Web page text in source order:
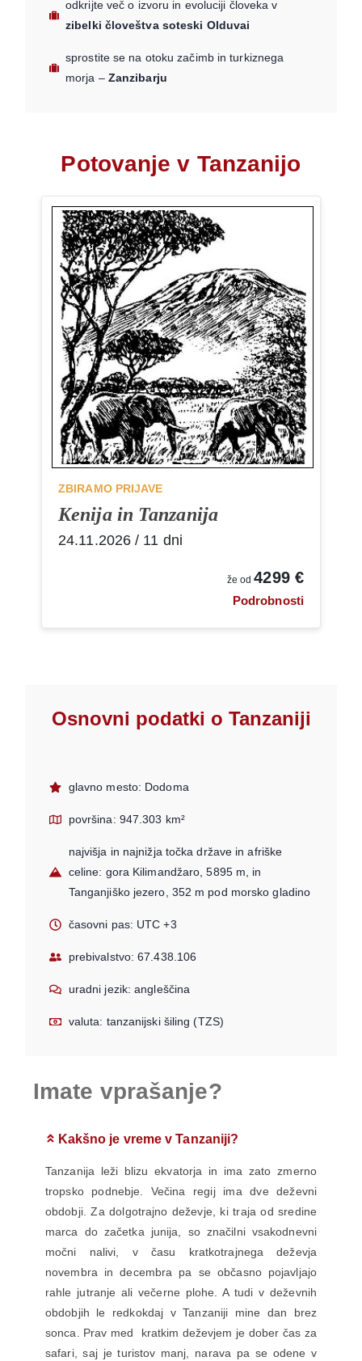
odkrijte več o izvoru in evoluciji človeka v
zibelki človeštva soteski Olduvai
sprostite se na otoku začimb in turkiznega
morja – Zanzibarju
Potovanje v Tanzanijo
ZBIRAMO PRIJAVE
Kenija in Tanzanija
24.11.2026 / 11 dni
že od4299 €
Podrobnosti
Osnovni podatki o Tanzaniji
glavno mesto: Dodoma
površina: 947.303 km²
najvišja in najnižja točka države in afriške
celine: gora Kilimandžaro, 5895 m, in
Tanganjiško jezero, 352 m pod morsko gladino
časovni pas: UTC +3
prebivalstvo: 67.438.106
uradni jezik: angleščina
valuta: tanzanijski šiling (TZS)
Imate vprašanje?
Kakšno je vreme v Tanzaniji?
Tanzanija leži blizu ekvatorja in ima zato zmerno
tropsko podnebje. Večina regij ima dve deževni
obdobji. Za dolgotrajno deževje, ki traja od sredine
marca do začetka junija, so značilni vsakodnevni
močni nalivi, v času kratkotrajnega deževja
novembra in decembra pa se občasno pojavljajo
rahle jutranje ali večerne plohe. A tudi v deževnih
obdobjih le redkokdaj v Tanzaniji mine dan brez
sonca. Prav med kratkim deževjem je dober čas za
safari, saj je turistov manj, narava pa se odene v